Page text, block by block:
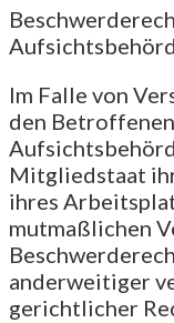
Im Falle von
den
Mitgliedstaat
ihres
mutmaßlichen
anderweitiger
gerichtlicher